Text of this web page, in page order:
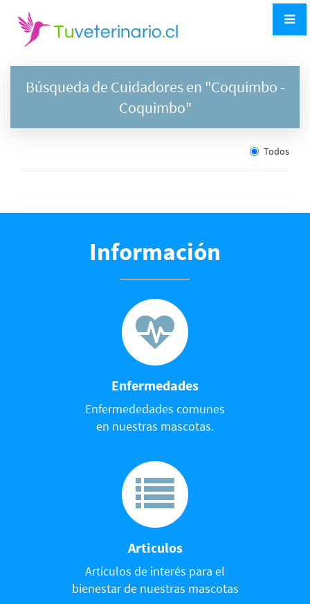
Búsqueda de Cuidadores en "Coquimbo -
Coquimbo"
Todos
Información
Enfermedades
Enfermededades comunes
en nuestras mascotas.
Articulos
Artículos de interés para el
bienestar de nuestras mascotas